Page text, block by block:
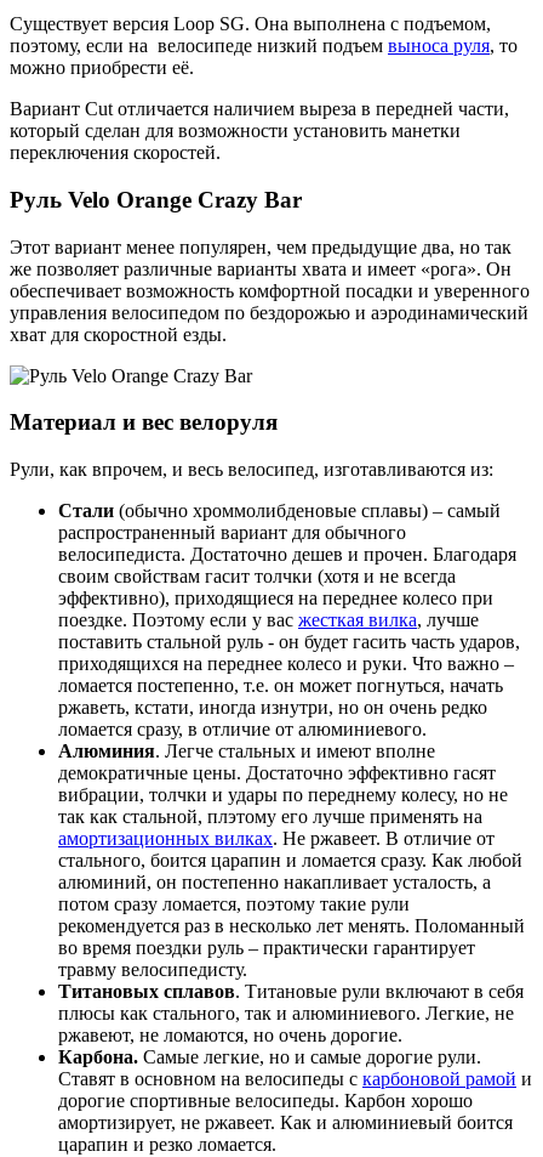
Существует версия Loop SG. Она выполнена с подъемом,
поэтому, если на велосипеде низкий подъем выноса руля, то
можно приобрести её.
Вариант Cut отличается наличием выреза в передней части,
который сделан для возможности установить манетки
переключения скоростей.
Руль Velo Orange Crazy Bar
Этот вариант менее популярен, чем предыдущие два, но так
же позволяет различные варианты хвата и имеет «рога». Он
обеспечивает возможность комфортной посадки и уверенного
управления велосипедом по бездорожью и аэродинамический
хват для скоростной езды.
Материал и вес велоруля
Рули, как впрочем, и весь велосипед, изготавливаются из:
Стали (обычно хроммолибденовые сплавы) – самый
распространенный вариант для обычного
велосипедиста. Достаточно дешев и прочен. Благодаря
своим свойствам гасит толчки (хотя и не всегда
эффективно), приходящиеся на переднее колесо при
поездке. Поэтому если у вас жесткая вилка, лучше
поставить стальной руль - он будет гасить часть ударов,
приходящихся на переднее колесо и руки. Что важно –
ломается постепенно, т.е. он может погнуться, начать
ржаветь, кстати, иногда изнутри, но он очень редко
ломается сразу, в отличие от алюминиевого.
Алюминия. Легче стальных и имеют вполне
демократичные цены. Достаточно эффективно гасят
вибрации, толчки и удары по переднему колесу, но не
так как стальной, плэтому его лучше применять на
амортизационных вилках. Не ржавеет. В отличие от
стального, боится царапин и ломается сразу. Как любой
алюминий, он постепенно накапливает усталость, а
потом сразу ломается, поэтому такие рули
рекомендуется раз в несколько лет менять. Поломанный
во время поездки руль – практически гарантирует
травму велосипедисту.
Титановых сплавов. Титановые рули включают в себя
плюсы как стального, так и алюминиевого. Легкие, не
ржавеют, не ломаются, но очень дорогие.
Карбона. Самые легкие, но и самые дорогие рули.
Ставят в основном на велосипеды с карбоновой рамой и
дорогие спортивные велосипеды. Карбон хорошо
амортизирует, не ржавеет. Как и алюминиевый боится
царапин и резко ломается.